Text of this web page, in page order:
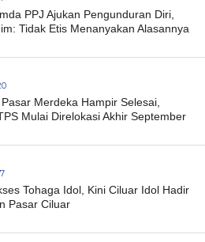
PPJ Ajukan Pengunduran Diri,
Tidak Etis Menanyakan Alasannya
Merdeka Hampir Selesai,
Mulai Direlokasi Akhir September
Tohaga Idol, Kini Ciluar Idol Hadir
Pasar Ciluar